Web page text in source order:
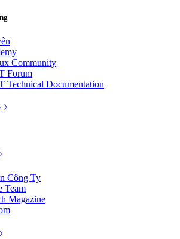
Community
Forum
Technical Documentation
Công Ty
Team
Magazine